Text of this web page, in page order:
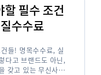
필수 조건
수수료
들! 명목수수료, 실
다고 브랜드도 아닌,
갖고 있는 무신사!